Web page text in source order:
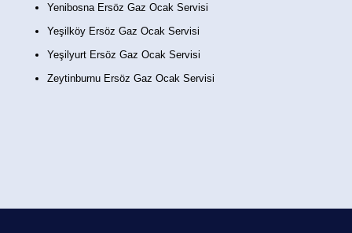
Yenibosna Ersöz Gaz Ocak Servisi
Yeşilköy Ersöz Gaz Ocak Servisi
Yeşilyurt Ersöz Gaz Ocak Servisi
Zeytinburnu Ersöz Gaz Ocak Servisi